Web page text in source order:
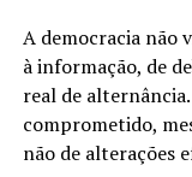
A democracia não
à informação, de
real de
comprometido,
não de alterações